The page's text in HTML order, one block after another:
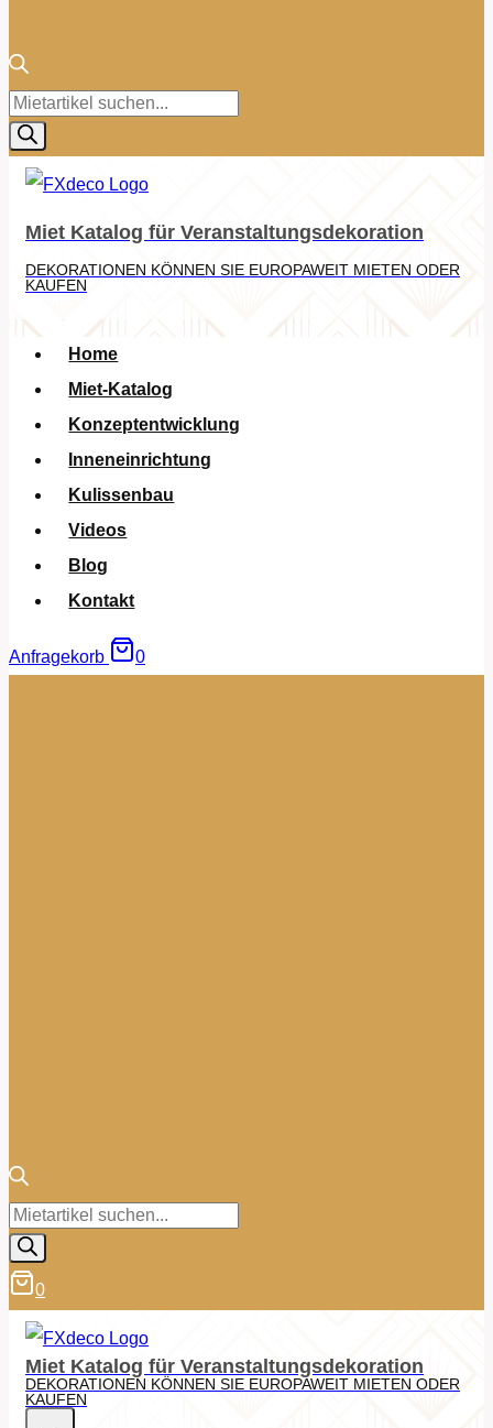
Products
search
Miet Katalog für Veranstaltungsdekoration
DEKORATIONEN KÖNNEN SIE EUROPAWEIT MIETEN ODER
KAUFEN
Home
Miet-Katalog
Konzeptentwicklung
Inneneinrichtung
Kulissenbau
Videos
Blog
Kontakt
Anfragekorb 0
Products
search
0
Miet Katalog für Veranstaltungsdekoration
DEKORATIONEN KÖNNEN SIE EUROPAWEIT MIETEN ODER
KAUFEN